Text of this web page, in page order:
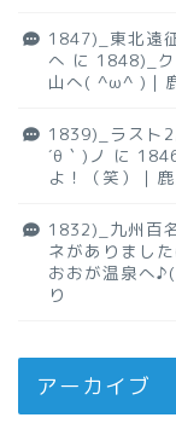
1847)_東北遠
へ に 1848)_
山へ( ^ω^ )｜
1839)_ラスト
´θ｀)ノ に
よ！（笑）｜
1832)_九州百
ネがありまし
おおが温泉へ
り
アーカイブ